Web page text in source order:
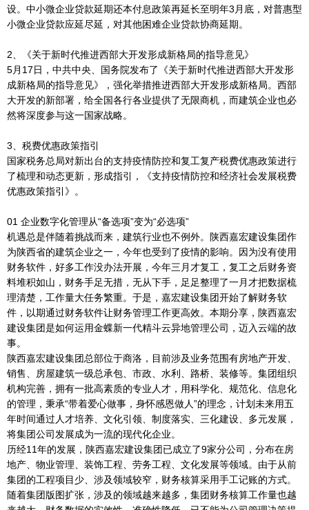
设。中小微企业贷款延期还本付息政策再延长至明年3月底，对普惠型
小微企业贷款应延尽延，对其他困难企业贷款协商延期。
2、《关于新时代推进西部大开发形成新格局的指导意见》
5月17日，中共中央、国务院发布了《关于新时代推进西部大开发形
成新格局的指导意见》，强化举措推进西部大开发形成新格局。西部
大开发的新部署，给全国各行各业提供了无限商机，而建筑企业也必
然将深度参与这一国家战略。
3、税费优惠政策指引
国家税务总局对新出台的支持疫情防控和复工复产税费优惠政策进行
了梳理和动态更新，形成指引，《支持疫情防控和经济社会发展税费
优惠政策指引》。
01 企业数字化管理从“备选项”变为“必选项”
机遇总是伴随着挑战而来，建筑行业也不例外。陕西嘉宏建设集团作
为陕西省的建筑企业之一，今年也受到了疫情的影响。因为没有使用
财务软件，好多工作没办法开展，今年三月才复工，复工之后财务资
料堆积如山，财务手足无措，无从下手，足足整理了一月才把数据梳
理清楚，工作量大任务繁重。于是，嘉宏建设集团开始了解财务软
件，以期通过财务软件让财务管理工作更高效。本期分享，陕西嘉宏
建设集团是如何运用金蝶新一代精斗云异地管理公司，迈入云端的故
事。
陕西嘉宏建设集团总部位于商洛，目前涉及业务范围有房地产开发、
销售、房屋建筑一级总承包、市政、水利、路桥、装修等。集团组织
机构完善，拥有一批高素质的专业人才，用科学化、规范化、信息化
的管理，秉承“带着爱心做事，身怀感恩做人”的理念，计划未来用五
年时间通过人才培养、文化引领、制度落实、三化建设、多元发展，
将集团公司发展成为一流的现代化企业。
历经11年的发展，陕西嘉宏建设集团已成立了9家分公司，分布在房
地产、物业管理、装饰工程、劳务工程、文化发展等领域。由于从前
集团的工程项目少、涉及领域较窄，财务核算采用手工记账的方式。
随着集团版图扩张，涉及的领域越来越多，集团财务核算工作量也越